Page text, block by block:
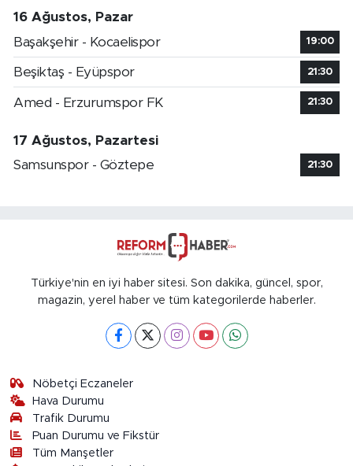
16 Ağustos, Pazar
Başakşehir - Kocaelispor
19:00
Beşiktaş - Eyüpspor 21:30
Amed - Erzurumspor FK 21:30
17 Ağustos, Pazartesi
Samsunspor - Göztepe
21:30
Türkiye'nin en iyi haber sitesi. Son dakika, güncel, spor,
magazin, yerel haber ve tüm kategorilerde haberler.
Nöbetçi Eczaneler
Hava Durumu
Trafik Durumu
Puan Durumu ve Fikstür
Tüm Manşetler